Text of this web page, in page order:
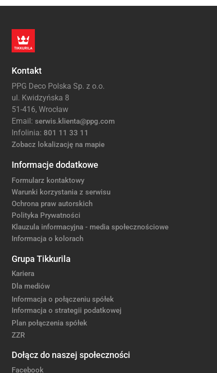
Kontakt
PPG Deco Polska Sp. z o.o.
ul. Kwidzyńska 8
51-416, Wrocław
Email: serwis.klienta@ppg.com
Infolinia: 801 11 33 11
Zobacz lokalizację na mapie
Informacje dodatkowe
Formularz kontaktowy
Warunki korzystania z serwisu
Ochrona praw autorskich
Polityka Prywatności
Klauzula informacyjna - media społecznościowe
Informacja o kolorach
Grupa Tikkurila
Kariera
Dla mediów
Informacja o połączeniu spółek
Informacja o strategii podatkowej
Plan połączenia spółek
ZZR
Dołącz do naszej społeczności
Facebook